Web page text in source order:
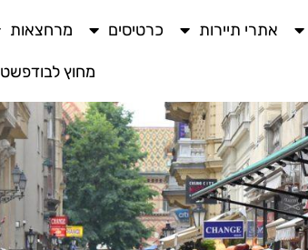
אתרי תיירות כרטיסים מרחצאות
מחוץ לבודפשט